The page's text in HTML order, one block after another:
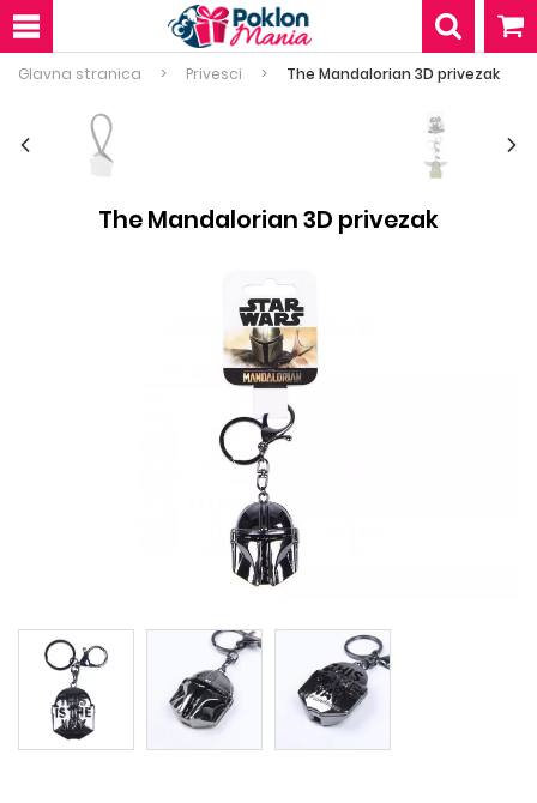
Glavna stranica Privesci The Mandalorian 3D privezak
The Mandalorian 3D privezak